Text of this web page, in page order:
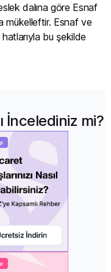
dalına göre Esnaf
mükelleftir. Esnaf ve
bu şekilde
İncelediniz mi?